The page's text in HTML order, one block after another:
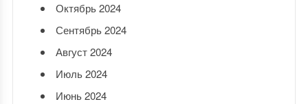
Октябрь 2024
Сентябрь 2024
Август 2024
Июль 2024
Июнь 2024